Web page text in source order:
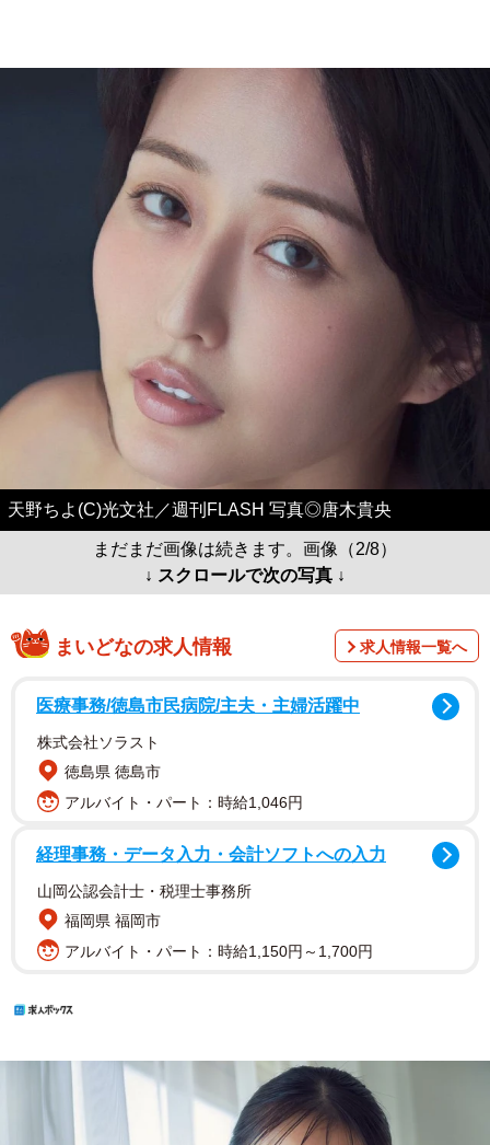
天野ちよ(C)光文社／週刊FLASH 写真◎唐木貴央
まだまだ画像は続きます。画像（2/8）
↓ スクロールで次の写真 ↓
まいどなの求人情報 求人情報一覧へ
医療事務/徳島市民病院/主夫・主婦活躍中
株式会社ソラスト
徳島県 徳島市
アルバイト・パート：時給1,046円
経理事務・データ入力・会計ソフトへの入力
山岡公認会計士・税理士事務所
福岡県 福岡市
アルバイト・パート：時給1,150円～1,700円